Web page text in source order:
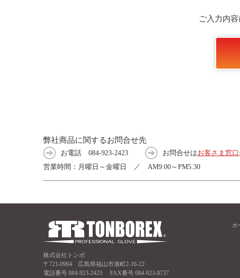
ご入力内
弊社商品に関するお問合せ先
お電話 084-923-2423 お問合せはお客さま窓口
営業時間：月曜日～金曜日 ／ AM9:00～PM5:30
ホ
株式会社トンボ
〒721-0964 広島県福山市港町2-16-22
電話番号 084-923-2423 FAX番号 084-923-8737